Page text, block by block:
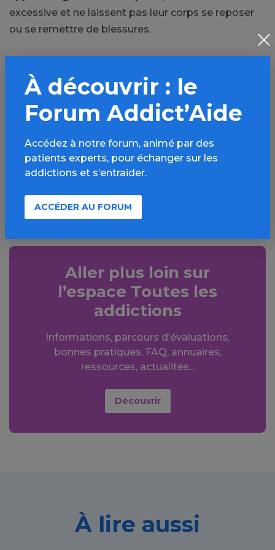
excessive et ne laissent pas leur corps se reposer
ou se remettre de blessures.
PARTAGER
Facebook X
LinkedIn Mail
Aller plus loin sur
l’espace Toutes les
addictions
Informations, parcours d’évaluations,
bonnes pratiques, FAQ, annuaires,
ressources, actualités...
Découvrir
À lire aussi
À découvrir : le
Forum Addict’Aide
Accédez à notre forum, animé par des
patients experts, pour échanger sur les
addictions et s’entraider.
ACCÉDER AU FORUM